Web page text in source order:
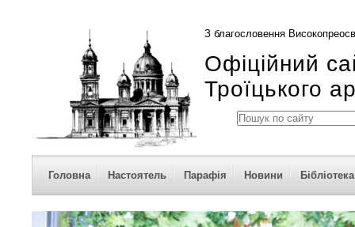
З благословення
Офіційний
Троїцького
Головна Настоятель Парафія Новини Бібліотека